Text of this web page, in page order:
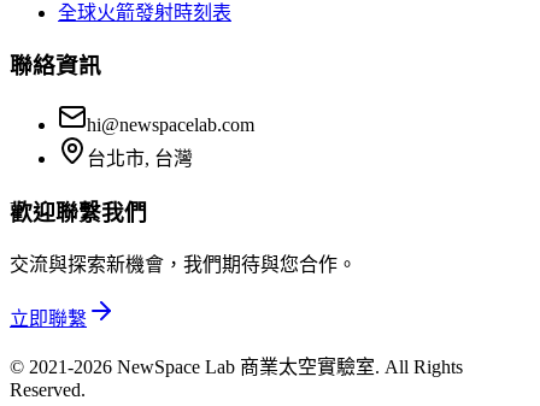
全球火箭發射時刻表
聯絡資訊
hi@newspacelab.com
台北市, 台灣
歡迎聯繫我們
交流與探索新機會，我們期待與您合作。
立即聯繫
© 2021-2026 NewSpace Lab 商業太空實驗室. All Rights
Reserved.